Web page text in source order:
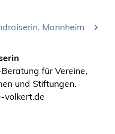
für Vereine,
und Stiftungen.
volkert.de